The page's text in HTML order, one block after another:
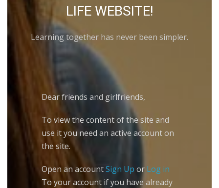
LIFE WEBSITE!
Learning together has never been simpler.
Dear friends and girlfriends,
To view the content of the site and
use it you need an active account on
the site.
Open an accountSign Up or Log in
To your account if you have already